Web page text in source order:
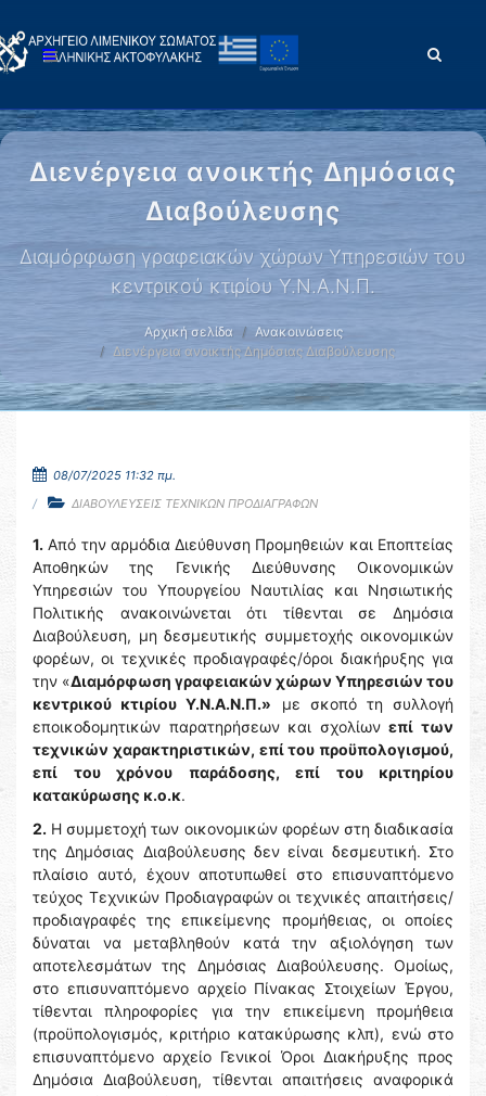
Διενέργεια ανοικτής Δημόσιας
Διαβούλευσης
Διαμόρφωση γραφειακών χώρων Υπηρεσιών του
κεντρικού κτιρίου Υ.Ν.Α.Ν.Π.
Αρχική σελίδα
Ανακοινώσεις
Διενέργεια ανοικτής Δημόσιας Διαβούλευσης
08/07/2025 11:32 πμ.
ΔΙΑΒΟΥΛΕΥΣΕΙΣ ΤΕΧΝΙΚΩΝ ΠΡΟΔΙΑΓΡΑΦΩΝ
1. Από την αρμόδια Διεύθυνση Προμηθειών και Εποπτείας
Αποθηκών της Γενικής Διεύθυνσης Οικονομικών
Υπηρεσιών του Υπουργείου Ναυτιλίας και Νησιωτικής
Πολιτικής ανακοινώνεται ότι τίθενται σε Δημόσια
Διαβούλευση, μη δεσμευτικής συμμετοχής οικονομικών
φορέων, οι τεχνικές προδιαγραφές/όροι διακήρυξης για
την «Διαμόρφωση γραφειακών χώρων Υπηρεσιών του
κεντρικού κτιρίου Υ.Ν.Α.Ν.Π.» με σκοπό τη συλλογή
εποικοδομητικών παρατηρήσεων και σχολίωνεπί των
τεχνικών χαρακτηριστικών, επί του προϋπολογισμού,
επί του χρόνου παράδοσης, επί του κριτηρίου
κατακύρωσης κ.ο.κ.
2. H συμμετοχή των οικονομικών φορέων στη διαδικασία
της Δημόσιας Διαβούλευσης δεν είναι δεσμευτική. Στο
πλαίσιο αυτό, έχουν αποτυπωθεί στο επισυναπτόμενο
τεύχος Τεχνικών Προδιαγραφών οι τεχνικές απαιτήσεις/
προδιαγραφές της επικείμενης προμήθειας, οι οποίες
δύναται να μεταβληθούν κατά την αξιολόγηση των
αποτελεσμάτων της Δημόσιας Διαβούλευσης. Ομοίως,
στο επισυναπτόμενο αρχείο Πίνακας Στοιχείων Έργου,
τίθενται πληροφορίες για την επικείμενη προμήθεια
(προϋπολογισμός, κριτήριο κατακύρωσης κλπ), ενώ στο
επισυναπτόμενο αρχείο Γενικοί Όροι Διακήρυξης προς
Δημόσια Διαβούλευση, τίθενται απαιτήσεις αναφορικά